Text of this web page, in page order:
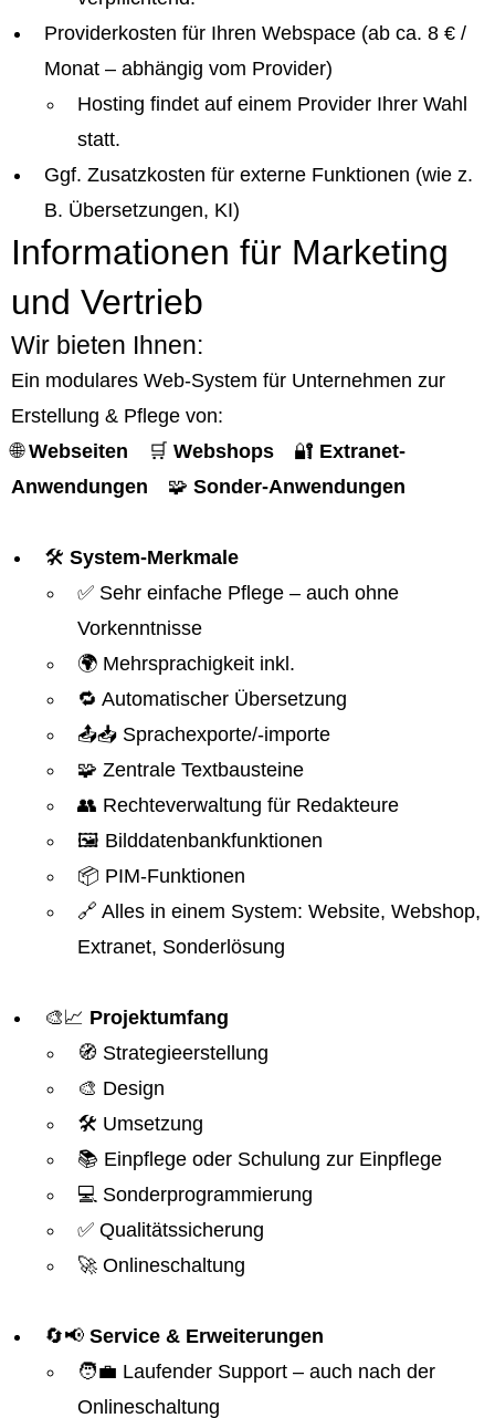
Providerkosten für Ihren Webspace (ab ca. 8 € /
Monat – abhängig vom Provider)
Hosting findet auf einem Provider Ihrer Wahl
statt.
Ggf. Zusatzkosten für externe Funktionen (wie z.
B. Übersetzungen, KI)
Informationen für Marketing
und Vertrieb
Wir bieten Ihnen:
Ein modulares Web-System für Unternehmen zur
Erstellung & Pflege von:
🌐Webseiten 🛒 Webshops 🔐 Extranet-
Anwendungen 🧩 Sonder-Anwendungen
🛠️ System-Merkmale
✅ Sehr einfache Pflege – auch ohne
Vorkenntnisse
🌍 Mehrsprachigkeit inkl.
🔁 Automatischer Übersetzung
📤📥 Sprachexporte/-importe
🧩 Zentrale Textbausteine
👥 Rechteverwaltung für Redakteure
🖼️ Bilddatenbankfunktionen
📦 PIM-Funktionen
🔗 Alles in einem System: Website, Webshop,
Extranet, Sonderlösung
🎨📈 Projektumfang
🧭 Strategieerstellung
🎨 Design
🛠️ Umsetzung
📚 Einpflege oder Schulung zur Einpflege
💻 Sonderprogrammierung
✅ Qualitätssicherung
🚀 Onlineschaltung
🔄📢 Service & Erweiterungen
🧑‍💼 Laufender Support – auch nach der
Onlineschaltung